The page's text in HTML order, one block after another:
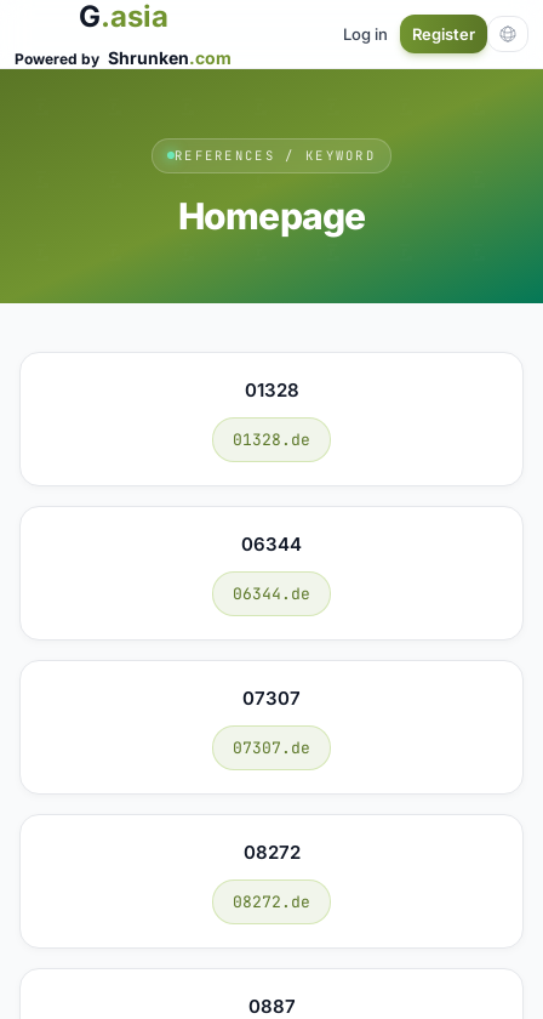
G.asia
Powered by Shrunken.com
Log in Register
REFERENCES / KEYWORD
Homepage
01328
01328.de
06344
06344.de
07307
07307.de
08272
08272.de
0887